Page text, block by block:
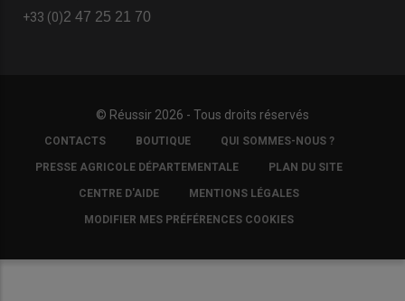
+33 (0)2 47 25 21 70
© Réussir 2026 - Tous droits réservés
FOOTER
COPYRIGHT
CONTACTS BOUTIQUE QUI SOMMES-NOUS ?
PRESSE AGRICOLE DÉPARTEMENTALE PLAN DU SITE
CENTRE D'AIDE MENTIONS LÉGALES
MODIFIER MES PRÉFÉRENCES COOKIES